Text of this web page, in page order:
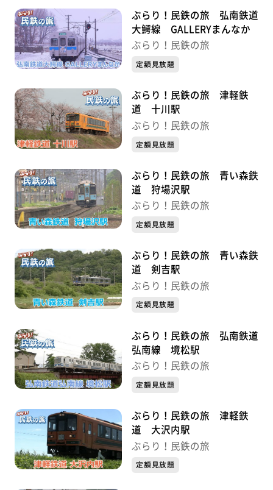
ぶらり！民鉄の旅 弘南鉄道
大鰐線 GALLERYまんなか
ぶらり！民鉄の旅
定額見放題
ぶらり！民鉄の旅 津軽鉄
道 十川駅
ぶらり！民鉄の旅
定額見放題
ぶらり！民鉄の旅 青い森鉄
道 狩場沢駅
ぶらり！民鉄の旅
定額見放題
ぶらり！民鉄の旅 青い森鉄
道 剣吉駅
ぶらり！民鉄の旅
定額見放題
ぶらり！民鉄の旅 弘南鉄道
弘南線 境松駅
ぶらり！民鉄の旅
定額見放題
ぶらり！民鉄の旅 津軽鉄
道 大沢内駅
ぶらり！民鉄の旅
定額見放題